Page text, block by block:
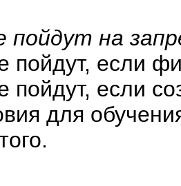
пойдут на
пойдут, если
пойдут, если
для